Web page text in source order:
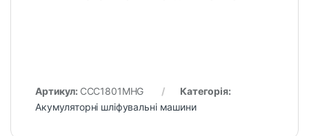
Артикул: CCC1801MHG
Категорія:
Акумуляторні шліфувальні машини